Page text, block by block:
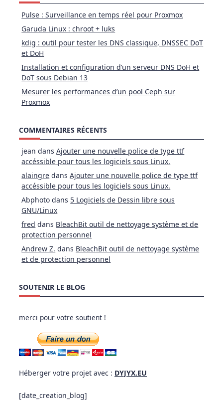
Pulse : Surveillance en temps réel pour Proxmox
Garuda Linux : chroot + luks
kdig : outil pour tester les DNS classique, DNSSEC DoT
et DoH
Installation et configuration d’un serveur DNS DoH et
DoT sous Debian 13
Mesurer les performances d’un pool Ceph sur
Proxmox
COMMENTAIRES RÉCENTS
jean dansAjouter une nouvelle police de type ttf
accéssible pour tous les logiciels sous Linux.
alaingre dansAjouter une nouvelle police de type ttf
accéssible pour tous les logiciels sous Linux.
Abphoto dans 5 Logiciels de Dessin libre sous
GNU/Linux
fred dans BleachBit outil de nettoyage système et de
protection personnel
Andrew Z. dans BleachBit outil de nettoyage système
et de protection personnel
SOUTENIR LE BLOG
merci pour votre soutient !
Héberger votre projet avec : DYJYX.EU
[date_creation_blog]